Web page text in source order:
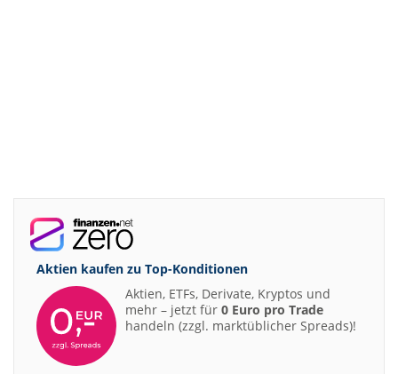
Aktien kaufen zu Top-Konditionen
Aktien, ETFs, Derivate, Kryptos und
mehr – jetzt für 0 Euro pro Trade
handeln (zzgl. marktüblicher Spreads)!